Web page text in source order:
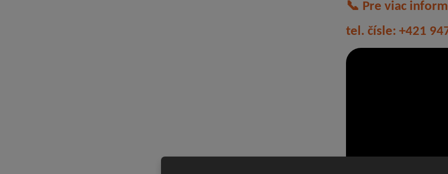
📞 Pre viac
tel. čísle: +421